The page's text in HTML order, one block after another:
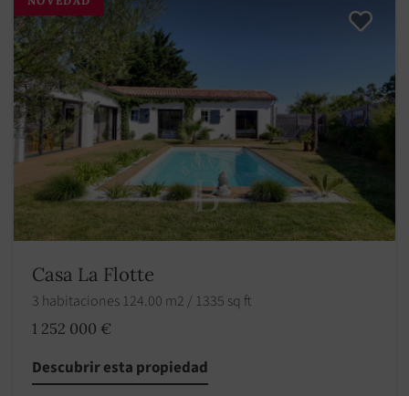
Casa La Flotte
3 habitaciones 124.00 m2 / 1335 sq ft
1 252 000 €
Descubrir esta propiedad